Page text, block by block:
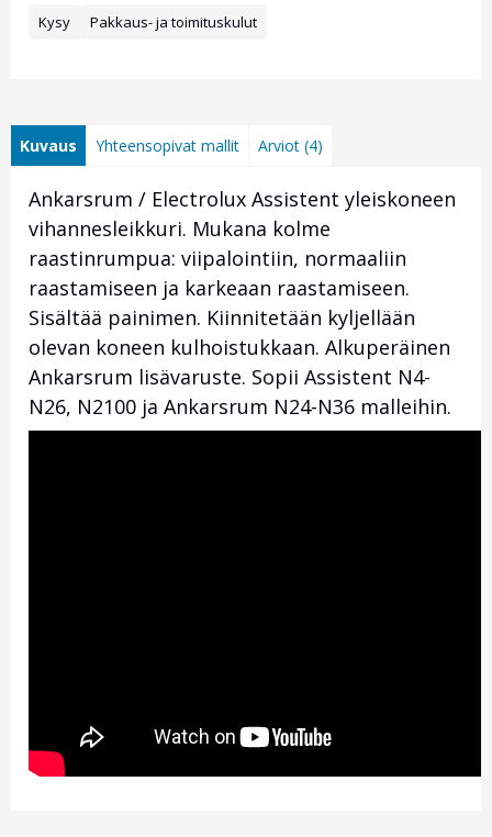
Kysy Pakkaus- ja toimituskulut
Kuvaus Yhteensopivat mallit Arviot (4)
Ankarsrum / Electrolux Assistent yleiskoneen
vihannesleikkuri. Mukana kolme
raastinrumpua: viipalointiin, normaaliin
raastamiseen ja karkeaan raastamiseen.
Sisältää painimen. Kiinnitetään kyljellään
olevan koneen kulhoistukkaan. Alkuperäinen
Ankarsrum lisävaruste. Sopii Assistent N4-
N26, N2100 ja Ankarsrum N24-N36 malleihin.